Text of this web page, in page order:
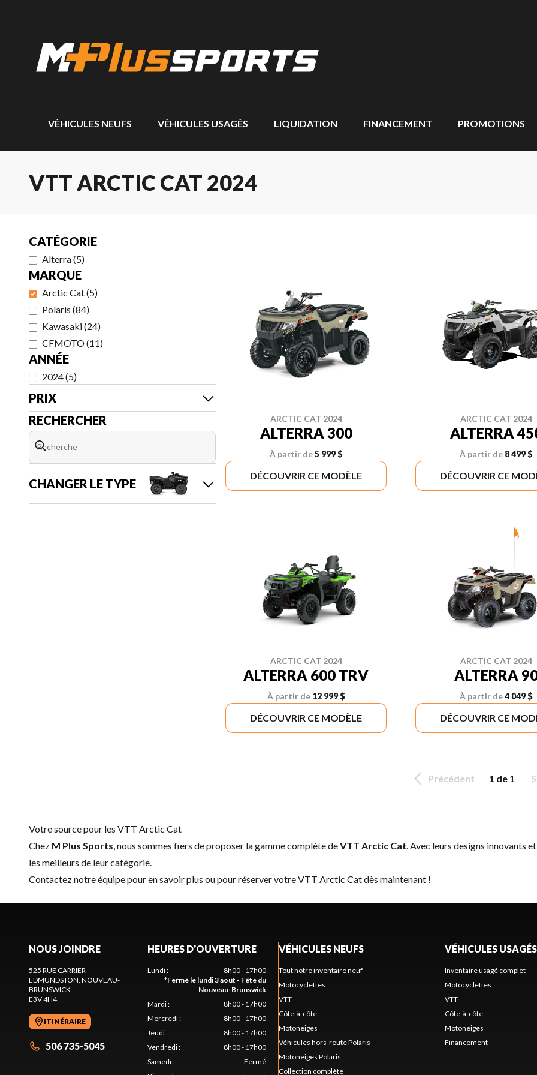
VÉHICULES NEUFS VÉHICULES USAGÉS LIQUIDATION FINANCEMENT PROMOTIONS
VTT ARCTIC CAT 2024
CATÉGORIE
Alterra(5)
MARQUE
Arctic Cat(5)
Polaris (84)
Kawasaki(24)
CFMOTO(11)
ANNÉE
2024(5)
PRIX
RECHERCHER
CHANGER LE TYPE
ARCTIC CAT 2024
ALTERRA 300
À partir de5 999 $
DÉCOUVRIR CE MODÈLE
ARCTIC CAT 2024
ALTERRA
À partir de 8 499 $
DÉCOUVRIR CE
ARCTIC CAT 2024
ALTERRA 600 TRV
À partir de 12 999 $
DÉCOUVRIR CE MODÈLE
ARCTIC CAT 2024
ALTERRA
À partir de4 049 $
DÉCOUVRIR CE
Précédent 1 de 1
Votre source pour les VTT Arctic Cat
Chez M Plus Sports, nous sommes fiers de proposer la gamme complète deVTT Arctic Cat. Avec leurs designs innovants
les meilleurs de leur catégorie.
Contactez notre équipepour en savoir plus ou pour réserver votre VTT Arctic Cat dès maintenant !
NOUS JOINDRE
525 RUE CARRIER
EDMUNDSTON, NOUVEAU-
BRUNSWICK
E3V 4H4
ITINÉRAIRE
506 735-5045
HEURES D'OUVERTURE
Lundi:
8h00 - 17h00
*Fermé le lundi 3 août - Fête du
Nouveau-Brunswick
Mardi:
8h00 - 17h00
Mercredi:
8h00 - 17h00
Jeudi:
8h00 - 17h00
Vendredi:
8h00 - 17h00
Samedi:
Fermé
VÉHICULES NEUFS
Tout notre inventaire neuf
Motocyclettes
VTT
Côte-à-côte
Motoneiges
Véhicules hors-route Polaris
Motoneiges Polaris
Collection complète
VÉHICULES USAGÉS
Inventaire usagé complet
Motocyclettes
VTT
Côte-à-côte
Motoneiges
Financement